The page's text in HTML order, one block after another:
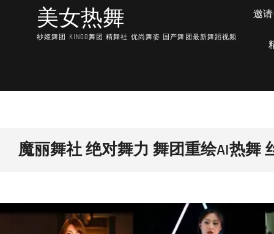
美女热舞
纱姬舞团 KING8舞团 精舞社 优尚舞姿 国产舞团最新舞蹈视频
邀
魔丽舞社 绝对舞力 舞团重绘AI热舞